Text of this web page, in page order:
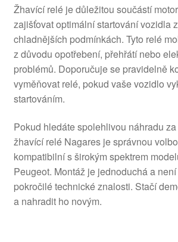
Žhavící relé je důležitou součástí
zajišťovat optimální startování vozidla
chladnějších podmínkách. Tyto relé
z důvodu opotřebení, přehřátí nebo
problémů. Doporučuje se pravidelně
vyměňovat relé, pokud vaše vozidlo
startováním.
Pokud hledáte spolehlivou náhradu
žhavící relé Nagares je správnou
kompatibilní s širokým spektrem
Peugeot. Montáž je jednoduchá a
pokročilé technické znalosti. Stačí
a nahradit ho novým.